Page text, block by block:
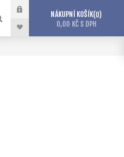
NÁKUPNÍ KOŠÍK 0
0,00 KČ S DPH